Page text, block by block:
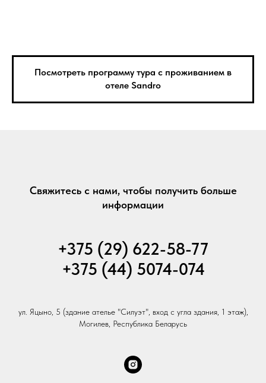
Посмотреть программу тура с проживанием в
отеле Sandro
Свяжитесь с нами, чтобы получить больше
информации
+375 (29) 622-58-77
+375 (44) 5074-074
ул. Яцыно, 5 (здание ателье "Силуэт", вход с угла здания, 1 этаж),
Могилев, Республика Беларусь